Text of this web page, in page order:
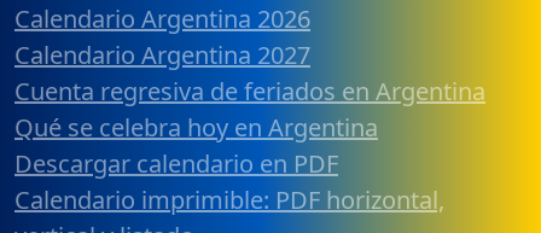
Calendario Argentina 2026
Calendario Argentina 2027
Cuenta regresiva de feriados en Argentina
Qué se celebra hoy en Argentina
Descargar calendario en PDF
Calendario imprimible: PDF horizontal,